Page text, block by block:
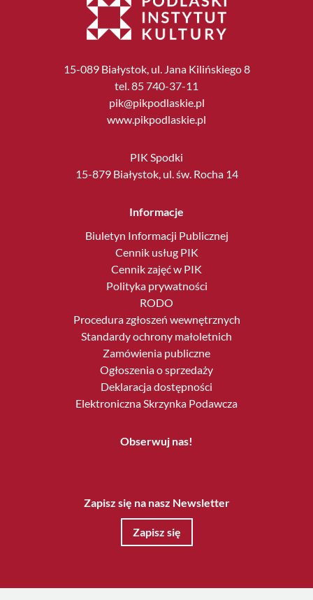
15-089 Białystok, ul. Jana Kilińskiego 8
tel. 85 740-37-11
pik@pikpodlaskie.pl
www.pikpodlaskie.pl
PIK Spodki
15-879 Białystok, ul. św. Rocha 14
Informacje
Biuletyn Informacji Publicznej
Cennik usług PIK
Cennik zajęć w PIK
Polityka prywatności
RODO
Procedura zgłoszeń wewnętrznych
Standardy ochrony małoletnich
Zamówienia publiczne
Ogłoszenia o sprzedaży
Deklaracja dostępności
Elektroniczna Skrzynka Podawcza
Obserwuj nas!
Zapisz się na nasz Newsletter
Zapisz się